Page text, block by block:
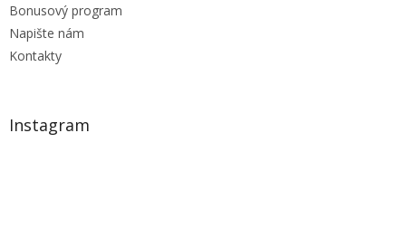
Bonusový program
Napište nám
Kontakty
Instagram